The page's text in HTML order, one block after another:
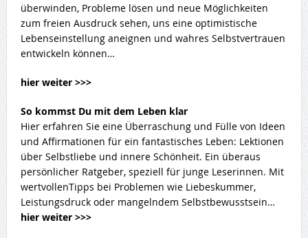
überwinden, Probleme lösen und neue Möglichkeiten
zum freien Ausdruck sehen, uns eine optimistische
Lebenseinstellung aneignen und wahres Selbstvertrauen
entwickeln können…
hier weiter >>>
So kommst Du mit dem Leben klar
Hier erfahren Sie eine Überraschung und Fülle von Ideen
und Affirmationen für ein fantastisches Leben: Lektionen
über Selbstliebe und innere Schönheit. Ein überaus
persönlicher Ratgeber, speziell für junge Leserinnen. Mit
wertvollenTipps bei Problemen wie Liebeskummer,
Leistungsdruck oder mangelndem Selbstbewusstsein…
hier weiter >>>